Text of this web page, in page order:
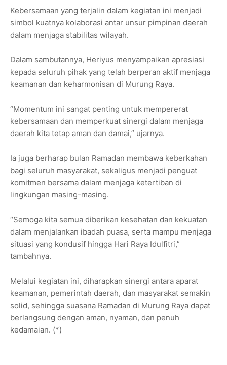
Kebersamaan yang terjalin dalam kegiatan ini menjadi
simbol kuatnya kolaborasi antar unsur pimpinan daerah
dalam menjaga stabilitas wilayah.
Dalam sambutannya, Heriyus menyampaikan apresiasi
kepada seluruh pihak yang telah berperan aktif menjaga
keamanan dan keharmonisan di Murung Raya.
“Momentum ini sangat penting untuk mempererat
kebersamaan dan memperkuat sinergi dalam menjaga
daerah kita tetap aman dan damai,” ujarnya.
Ia juga berharap bulan Ramadan membawa keberkahan
bagi seluruh masyarakat, sekaligus menjadi penguat
komitmen bersama dalam menjaga ketertiban di
lingkungan masing-masing.
“Semoga kita semua diberikan kesehatan dan kekuatan
dalam menjalankan ibadah puasa, serta mampu menjaga
situasi yang kondusif hingga Hari Raya Idulfitri,”
tambahnya.
Melalui kegiatan ini, diharapkan sinergi antara aparat
keamanan, pemerintah daerah, dan masyarakat semakin
solid, sehingga suasana Ramadan di Murung Raya dapat
berlangsung dengan aman, nyaman, dan penuh
kedamaian. (*)